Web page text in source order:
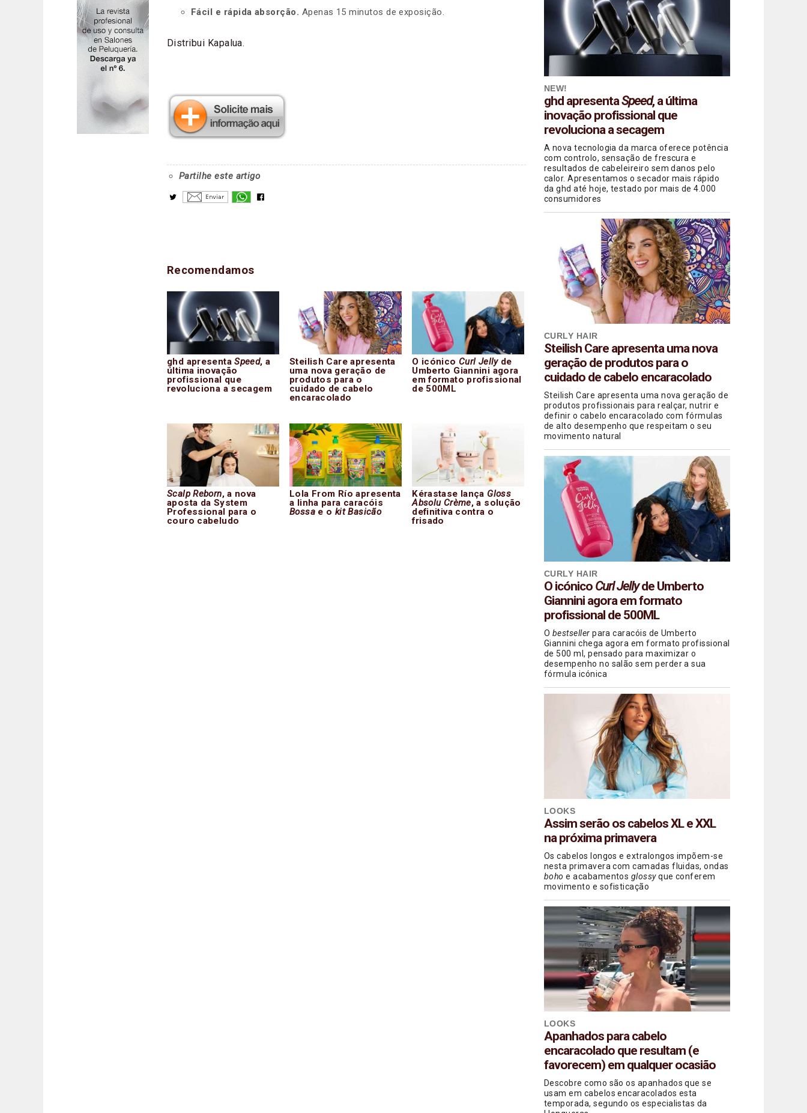
NEW!
ghd apresentaSpeed, a última
inovação profissional que
revoluciona a secagem
A nova tecnologia da marca oferece potência
com controlo, sensação de frescura e
resultados de cabeleireiro sem danos pelo
calor. Apresentamos o secador mais rápido
da ghd até hoje, testado por mais de 4.000
consumidores
CURLY HAIR
Steilish Care apresenta uma nova
geração de produtos para o
cuidado de cabelo encaracolado
Steilish Care apresenta uma nova geração de
produtos profissionais para realçar, nutrir e
definir o cabelo encaracolado com fórmulas
de alto desempenho que respeitam o seu
movimento natural
CURLY HAIR
O icónico Curl Jellyde Umberto
Giannini agora em formato
profissional de 500ML
O bestseller para caracóis de Umberto
Giannini chega agora em formato profissional
de 500 ml, pensado para maximizar o
desempenho no salão sem perder a sua
fórmula icónica
LOOKS
Assim serão os cabelos XL e XXL
na próxima primavera
Os cabelos longos e extralongos impõem-se
nesta primavera com camadas fluidas, ondas
boho e acabamentos glossyque conferem
movimento e sofisticação
LOOKS
Apanhados para cabelo
encaracolado que resultam (e
favorecem) em qualquer ocasião
Descobre como são os apanhados que se
usam em cabelos encaracolados esta
temporada, segundo os especialistas da
Fácil e rápida absorção. Apenas 15 minutos de exposição.
Distribui Kapalua.
Partilhe este artigo
Recomendamos
ghd apresentaSpeed, a
última inovação
profissional que
revoluciona a secagem
Steilish Care apresenta
uma nova geração de
produtos para o
cuidado de cabelo
encaracolado
O icónico Curl Jellyde
Umberto Giannini agora
em formato profissional
de 500ML
Scalp Reborn, a nova
aposta da System
Professional para o
couro cabeludo
Lola From Río apresenta
a linha para caracóis
Bossae o kit Basicão
Kérastase lança Gloss
Absolu Crème, a solução
definitiva contra o
frisado